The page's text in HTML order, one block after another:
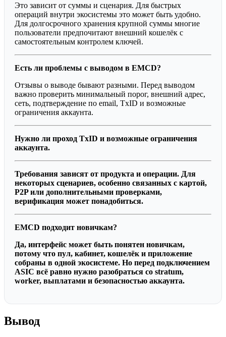
Это зависит от суммы и сценария. Для быстрых
операций внутри экосистемы это может быть удобно.
Для долгосрочного хранения крупной суммы многие
пользователи предпочитают внешний кошелёк с
самостоятельным контролем ключей.
Есть ли проблемы с выводом в EMCD?
Отзывы о выводе бывают разными. Перед выводом
важно проверить минимальный порог, внешний адрес,
сеть, подтверждение по email, TxID и возможные
ограничения аккаунта.
Нужно ли проход TxID и возможные ограничения
аккаунта.
Требования зависят от продукта и операции. Для
некоторых сценариев, особенно связанных с картой,
P2P или дополнительными проверками,
верификация может понадобиться.
EMCD подходит новичкам?
Да, интерфейс может быть понятен новичкам,
потому что пул, кабинет, кошелёк и приложение
собраны в одной экосистеме. Но перед подключением
ASIC всё равно нужно разобраться со stratum,
worker, выплатами и безопасностью аккаунта.
Вывод